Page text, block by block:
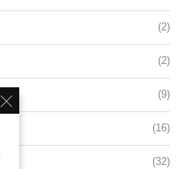
(2)
(2)
(9)
(16)
(32)